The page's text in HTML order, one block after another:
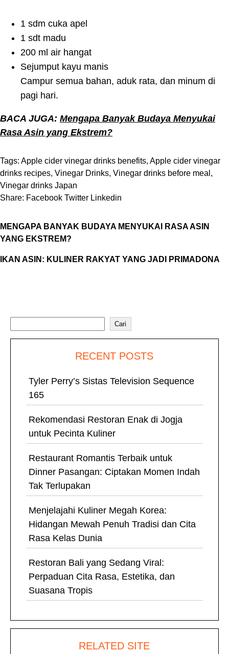
1 sdm cuka apel
1 sdt madu
200 ml air hangat
Sejumput kayu manis
Campur semua bahan, aduk rata, dan minum di
pagi hari.
BACA JUGA: Mengapa Banyak Budaya Menyukai
Rasa Asin yang Ekstrem?
Tags: Apple cider vinegar drinks benefits, Apple cider vinegar
drinks recipes, Vinegar Drinks, Vinegar drinks before meal ,
Vinegar drinks Japan
Share: Facebook Twitter Linkedin
MENGAPA BANYAK BUDAYA MENYUKAI RASA ASIN
YANG EKSTREM?
IKAN ASIN: KULINER RAKYAT YANG JADI PRIMADONA
Cari
RECENT POSTS
Tyler Perry’s Sistas Television Sequence
165
Rekomendasi Restoran Enak di Jogja
untuk Pecinta Kuliner
Restaurant Romantis Terbaik untuk
Dinner Pasangan: Ciptakan Momen Indah
Tak Terlupakan
Menjelajahi Kuliner Megah Korea:
Hidangan Mewah Penuh Tradisi dan Cita
Rasa Kelas Dunia
Restoran Bali yang Sedang Viral:
Perpaduan Cita Rasa, Estetika, dan
Suasana Tropis
RELATED SITE